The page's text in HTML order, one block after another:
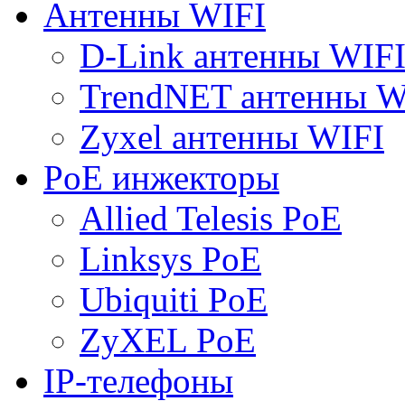
Антенны WIFI
D-Link антенны WIFI
TrendNET антенны
Zyxel антенны WIFI
PoE инжекторы
Allied Telesis PoE
Linksys PoE
Ubiquiti PoE
ZyXEL PoE
IP-телефоны